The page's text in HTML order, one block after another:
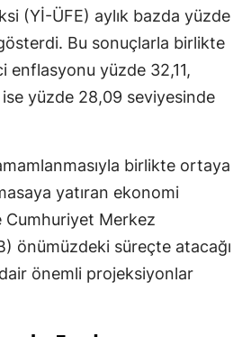
(Yİ-ÜFE) aylık bazda yüzde
Bu sonuçlarla birlikte
enflasyonu yüzde 32,11,
yüzde 28,09 seviyesinde
birlikte ortaya
yatıran ekonomi
Cumhuriyet Merkez
önümüzdeki süreçte atacağı
önemli projeksiyonlar